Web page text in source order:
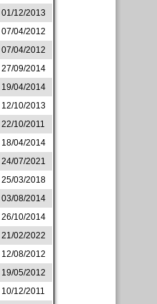
01/12/2013
07/04/2012
07/04/2012
27/09/2014
19/04/2014
12/10/2013
22/10/2011
18/04/2014
24/07/2021
25/03/2018
03/08/2014
26/10/2014
21/02/2022
12/08/2012
19/05/2012
10/12/2011